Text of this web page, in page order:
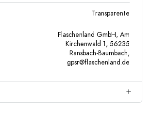
Transparente
Flaschenland GmbH, Am
Kirchenwald 1, 56235
Ransbach-Baumbach,
gpsr@flaschenland.de